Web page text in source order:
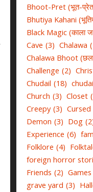
Bhoot-Pret (भूत-
Bhutiya Kahani
Black Magic (काला
Cave (3) Chalawa
Chalawa Bhoot
Challenge (2)
Chudail (18)
Church (3) Closet
Creepy (3) Cursed
Demon (3) Dog
Experience (6)
Folklore (4)
foreign horror
Friends (2) Games
grave yard (3)